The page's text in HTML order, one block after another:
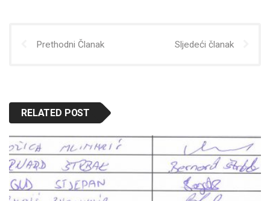
Prethodni Članak Sljedeći članak
RELATED POST